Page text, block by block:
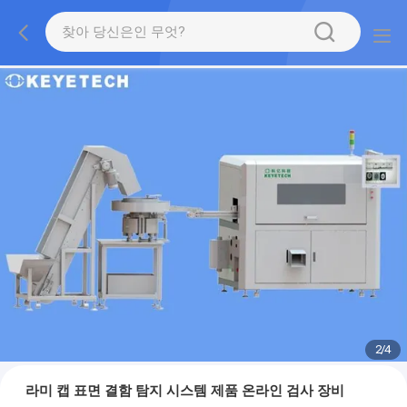
2/4
라미 캡 표면 결함 탐지 시스템 제품 온라인 검사 장비